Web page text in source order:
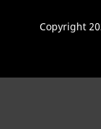
Copyright